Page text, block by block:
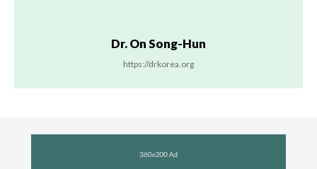
Dr. On Song-Hun
https://drkorea.org